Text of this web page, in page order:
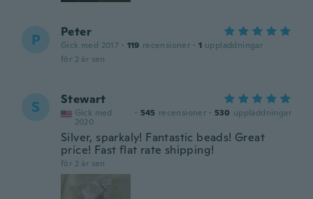
P Peter
Gick med 2017 · 119 recensioner · 1 uppladdningar
för 2 år sen
S Stewart
Gick med
2020
· 545 recensioner · 530 uppladdningar
Silver, sparkaly! Fantastic beads! Great
price! Fast flat rate shipping!
för 2 år sen